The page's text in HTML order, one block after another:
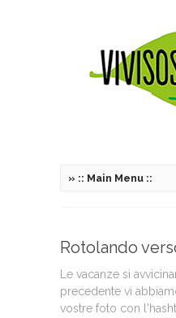
» :: Main Menu ::
Rotolando
Le vacanze si
precedente vi
vostre foto con